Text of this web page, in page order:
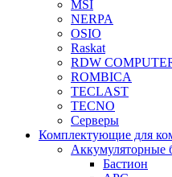
MSI
NERPA
OSIO
Raskat
RDW
ROMBICA
TECLAST
TECNO
Серверы
Комплектующие для
Аккумуляторные
Бастион